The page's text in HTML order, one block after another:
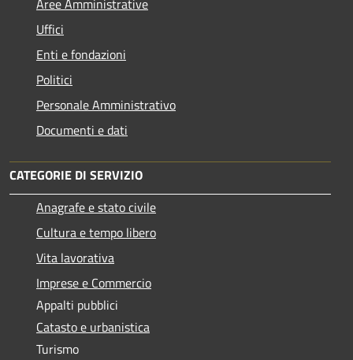
Uffici
Enti e fondazioni
Politici
Personale Amministrativo
Documenti e dati
CATEGORIE DI SERVIZIO
Anagrafe e stato civile
Cultura e tempo libero
Vita lavorativa
Imprese e Commercio
Appalti pubblici
Catasto e urbanistica
Turismo